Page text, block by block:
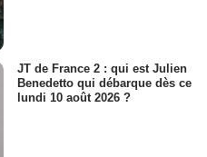
JT de France 2 : qui est Julien
Benedetto qui débarque dès ce
lundi 10 août 2026 ?